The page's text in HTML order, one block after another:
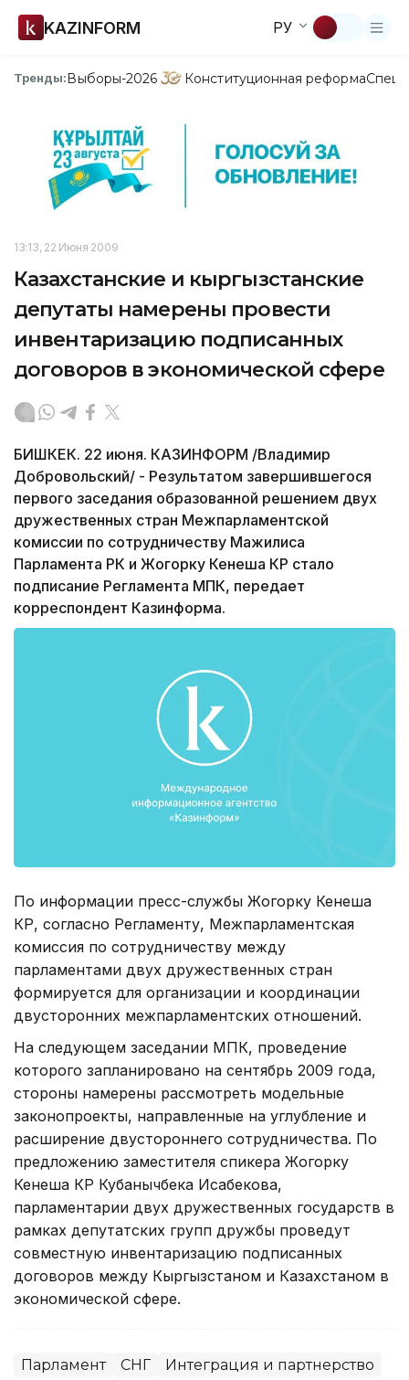
KAZINFORM РУ
Тренды:Выборы-2026 Конституционная реформа
13:13, 22 Июня 2009
Казахстанские и кыргызстанские
депутаты намерены провести
инвентаризацию подписанных
договоров в экономической сфере
БИШКЕК. 22 июня. КАЗИНФОРМ /Владимир
Добровольский/ - Результатом завершившегося
первого заседания образованной решением двух
дружественных стран Межпарламентской
комиссии по сотрудничеству Мажилиса
Парламента РК и Жогорку Кенеша КР стало
подписание Регламента МПК, передает
корреспондент Казинформа.
По информации пресс-службы Жогорку Кенеша
КР, согласно Регламенту, Межпарламентская
комиссия по сотрудничеству между
парламентами двух дружественных стран
формируется для организации и координации
двусторонних межпарламентских отношений.
На следующем заседании МПК, проведение
которого запланировано на сентябрь 2009 года,
стороны намерены рассмотреть модельные
законопроекты, направленные на углубление и
расширение двустороннего сотрудничества. По
предложению заместителя спикера Жогорку
Кенеша КР Кубанычбека Исабекова,
парламентарии двух дружественных государств в
рамках депутатских групп дружбы проведут
совместную инвентаризацию подписанных
договоров между Кыргызстаном и Казахстаном в
экономической сфере.
Парламент СНГ Интеграция и партнерство